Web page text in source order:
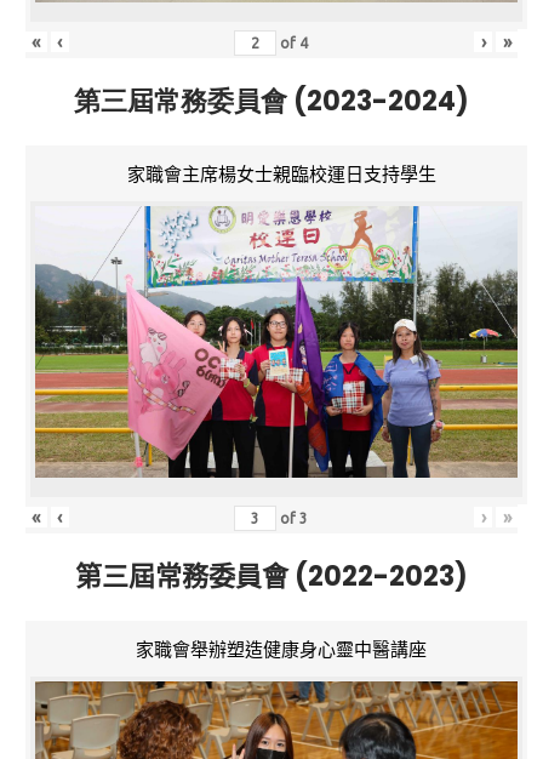
« ‹ of 4 › »
第三屆常務委員會 (2023-2024)
家職會主席楊女士親臨校運日支持學生
« ‹ of3 › »
第三屆常務委員會 (2022-2023)
家職會舉辦塑造健康身心靈中醫講座